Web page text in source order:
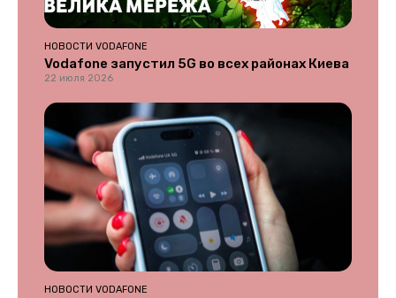
НОВОСТИ VODAFONE
Vodafone запустил 5G во всех районах Киева
22 июля 2026
НОВОСТИ VODAFONE